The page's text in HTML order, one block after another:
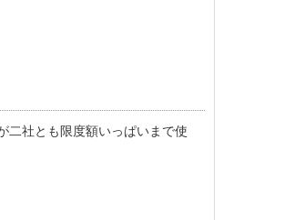
二社とも限度額いっぱいまで使